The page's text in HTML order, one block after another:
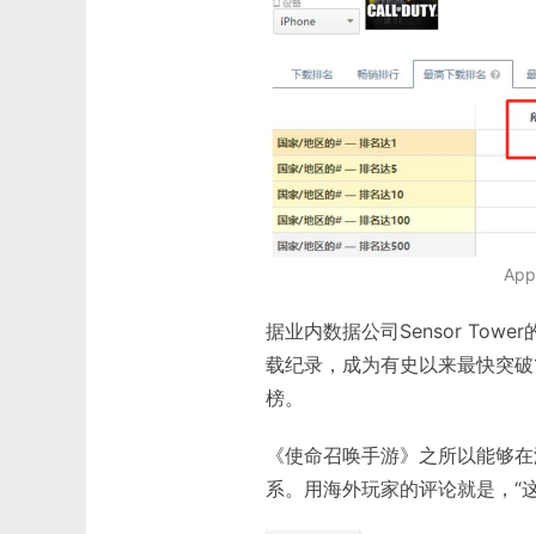
据业内数据公司Sensor Tower
载纪录，成为有史以来最快突
榜。
《使命召唤手游》之所以能够
系。用海外玩家的评论就是，“